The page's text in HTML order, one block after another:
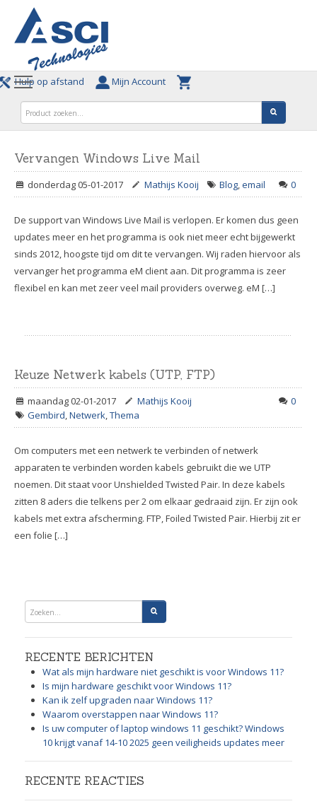
Hulp op afstand Mijn Account
Vervangen Windows Live Mail
0
donderdag 05-01-2017 Mathijs Kooij Blog,email
De support van Windows Live Mail is verlopen. Er komen dus geen
updates meer en het programma is ook niet meer echt bijgewerkt
sinds 2012, hoogste tijd om dit te vervangen. Wij raden hiervoor als
vervanger het programma eM client aan. Dit programma is zeer
flexibel en kan met zeer veel mail providers overweg. eM […]
Keuze Netwerk kabels (UTP, FTP)
0
maandag 02-01-2017
Mathijs Kooij
Gembird,Netwerk,Thema
Om computers met een netwerk te verbinden of netwerk
apparaten te verbinden worden kabels gebruikt die we UTP
noemen. Dit staat voor Unshielded Twisted Pair. In deze kabels
zitten 8 aders die telkens per 2 om elkaar gedraaid zijn. Er zijn ook
kabels met extra afscherming. FTP, Foiled Twisted Pair. Hierbij zit er
een folie […]
RECENTE BERICHTEN
Wat als mijn hardware niet geschikt is voor Windows 11?
Is mijn hardware geschikt voor Windows 11?
Kan ik zelf upgraden naar Windows 11?
Waarom overstappen naar Windows 11?
Is uw computer of laptop windows 11 geschikt? Windows
10 krijgt vanaf 14-10 2025 geen veiligheids updates meer
RECENTE REACTIES